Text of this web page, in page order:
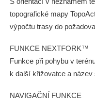
topografické mapy
výpočtu trasy do
FUNKCE NEXTFORK™
Funkce při pohybu v
k další křižovatce a název
NAVIGAČNÍ FUNKCE